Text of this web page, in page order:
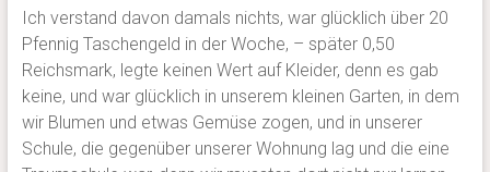
Ich verstand davon damals nichts, war glücklich über 20
Pfennig Taschengeld in der Woche, – später 0,50
Reichsmark, legte keinen Wert auf Kleider, denn es gab
keine, und war glücklich in unserem kleinen Garten, in dem
wir Blumen und etwas Gemüse zogen, und in unserer
Schule, die gegenüber unserer Wohnung lag und die eine